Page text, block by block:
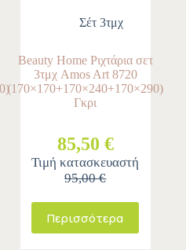
Σέτ 3τμχ
Beauty Home Ριχτάρια σετ
3τμχ Amos Art 8720
(170×170+170×240+170×290)
Γκρι
85,50 €
Τιμή κατασκευαστή
95,00 €
Περισσότερα